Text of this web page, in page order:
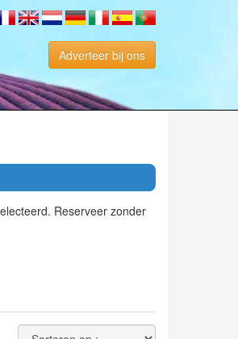
Adverteer bij ons
Reserveer zonder